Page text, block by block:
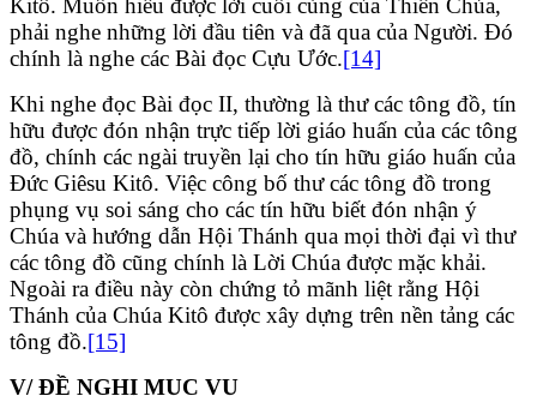
Kitô. Muốn hiểu được lời cuối cùng của Thiên Chúa,
phải nghe những lời đầu tiên và đã qua của Người. Đó
chính là nghe các Bài đọc Cựu Ước.[14]
Khi nghe đọc Bài đọc II, thường là thư các tông đồ, tín
hữu được đón nhận trực tiếp lời giáo huấn của các tông
đồ, chính các ngài truyền lại cho tín hữu giáo huấn của
Đức Giêsu Kitô. Việc công bố thư các tông đồ trong
phụng vụ soi sáng cho các tín hữu biết đón nhận ý
Chúa và hướng dẫn Hội Thánh qua mọi thời đại vì thư
các tông đồ cũng chính là Lời Chúa được mặc khải.
Ngoài ra điều này còn chứng tỏ mãnh liệt rằng Hội
Thánh của Chúa Kitô được xây dựng trên nền tảng các
tông đồ.[15]
V/ ĐỀ NGHỊ MỤC VỤ